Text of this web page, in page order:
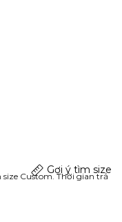
Custom. Thời gian trả
Gợi ý tìm size